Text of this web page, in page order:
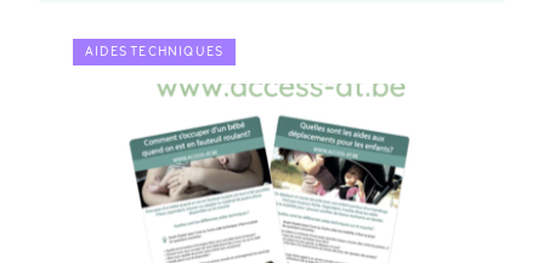
AIDES TECHNIQUES